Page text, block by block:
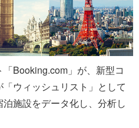
Booking.com」が、新型コ
ウィッシュリスト」として
施設をデータ化し、分析し